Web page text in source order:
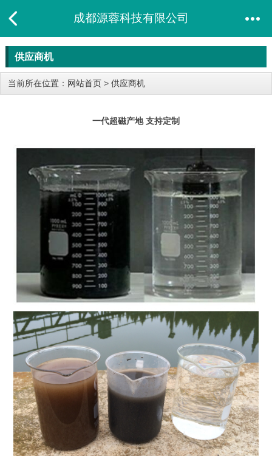
成都源蓉科技有限公司
供应商机
当前所在位置： 网站首页 > 供应商机
一代超磁产地 支持定制